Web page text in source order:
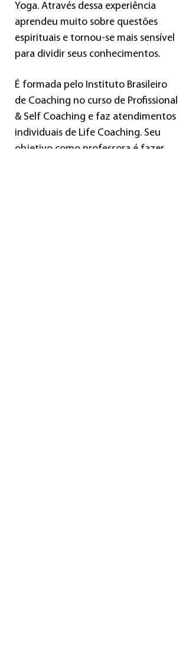
Yoga. Através dessa experiência
aprendeu muito sobre questões
espirituais e tornou-se mais sensível
para dividir seus conhecimentos.
É formada pelo Instituto Brasileiro
de Coaching no curso de Profissional
& Self Coaching e faz atendimentos
individuais de Life Coaching. Seu
objetivo como professora é fazer